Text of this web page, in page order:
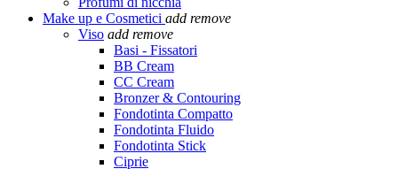
Make up e Cosmetici add remove
Viso add remove
Basi - Fissatori
BB Cream
CC Cream
Bronzer & Contouring
Fondotinta Compatto
Fondotinta Fluido
Fondotinta Stick
Ciprie